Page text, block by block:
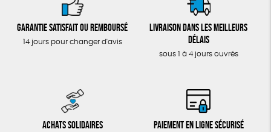
Garantie satisfait ou remboursé
14 jours pour changer d'avis
Livraison dans les meilleurs
délais
sous 1 à 4 jours ouvrés
Achats solidaires Paiement en ligne sécurisé